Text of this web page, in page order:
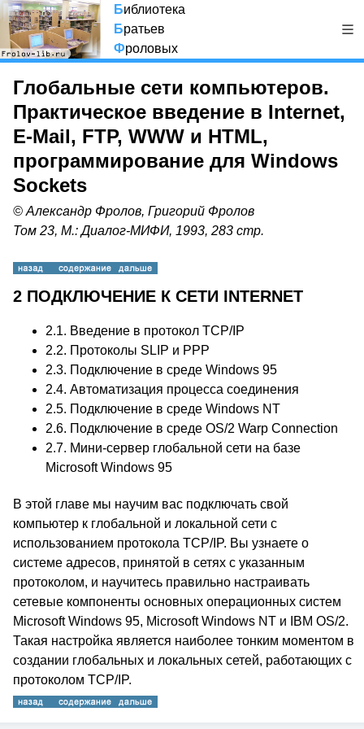
Библиотека
Братьев
Фроловых
Глобальные сети компьютеров.
Практическое введение в Internet,
E-Mail, FTP, WWW и HTML,
программирование для Windows
Sockets
© Александр Фролов, Григорий Фролов
Том 23, М.: Диалог-МИФИ, 1993, 283 стр.
2 ПОДКЛЮЧЕНИЕ К СЕТИ INTERNET
2.1. Введение в протокол TCP/IP
2.2. Протоколы SLIP и PPP
2.3. Подключение в среде Windows 95
2.4. Автоматизация процесса соединения
2.5. Подключение в среде Windows NT
2.6. Подключение в среде OS/2 Warp Connection
2.7. Мини-сервер глобальной сети на базе
Microsoft Windows 95
В этой главе мы научим вас подключать свой
компьютер к глобальной и локальной сети с
использованием протокола TCP/IP. Вы узнаете о
системе адресов, принятой в сетях с указанным
протоколом, и научитесь правильно настраивать
сетевые компоненты основных операционных систем
Microsoft Windows 95, Microsoft Windows NT и IBM OS/2.
Такая настройка является наиболее тонким моментом в
создании глобальных и локальных сетей, работающих с
протоколом TCP/IP.